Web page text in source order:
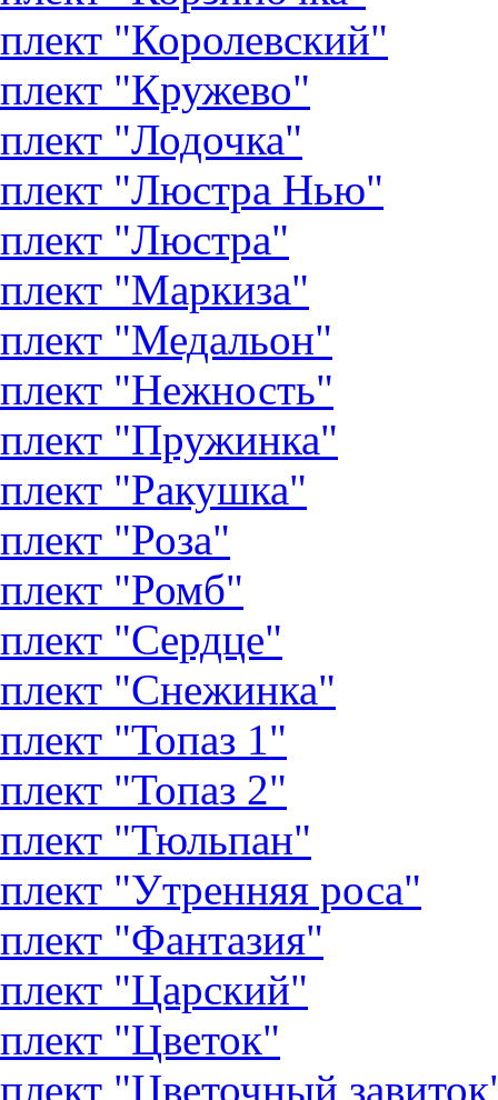
"Королевский"
"Кружево"
"Лодочка"
"Люстра Нью"
"Люстра"
"Маркиза"
"Медальон"
"Нежность"
"Пружинка"
"Ракушка"
"Роза"
"Ромб"
"Сердце"
"Снежинка"
"Топаз 1"
"Топаз 2"
"Тюльпан"
"Утренняя роса"
"Фантазия"
"Царский"
"Цветок"
"Цветочный